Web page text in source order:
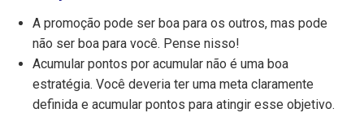
A promoção pode ser boa para os outros, mas pode
não ser boa para você. Pense nisso!
Acumular pontos por acumular não é uma boa
estratégia. Você deveria ter uma meta claramente
definida e acumular pontos para atingir esse objetivo.